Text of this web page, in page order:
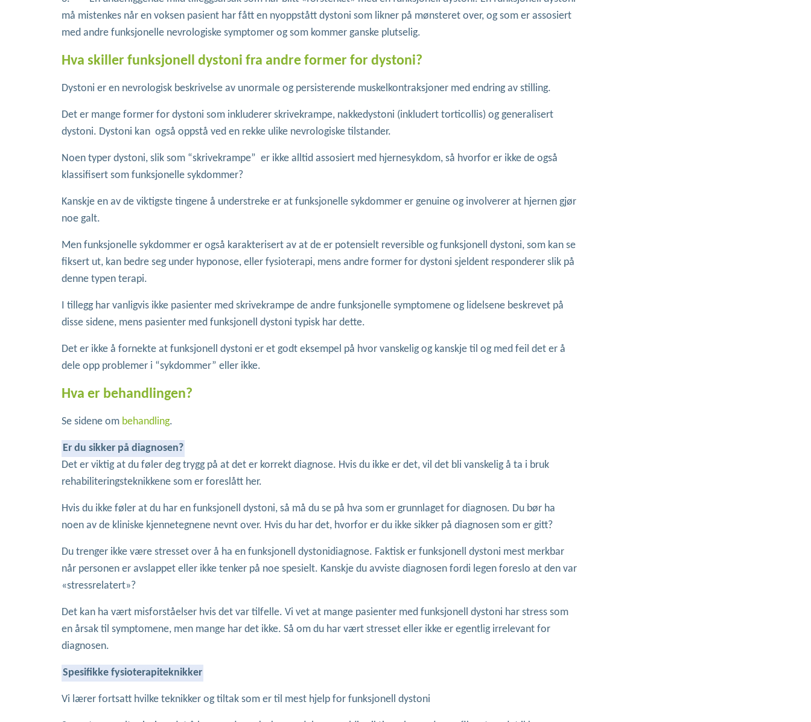
må mistenkes når en voksen pasient har fått en nyoppstått dystoni som likner på mønsteret over, og som er assosiert
med andre funksjonelle nevrologiske symptomer og som kommer ganske plutselig.
Hva skiller funksjonell dystoni fra andre former for dystoni?
Dystoni er en nevrologisk beskrivelse av unormale og persisterende muskelkontraksjoner med endring av stilling.
Det er mange former for dystoni som inkluderer skrivekrampe, nakkedystoni (inkludert torticollis) og generalisert
dystoni. Dystoni kan også oppstå ved en rekke ulike nevrologiske tilstander.
Noen typer dystoni, slik som “skrivekrampe” er ikke alltid assosiert med hjernesykdom, så hvorfor er ikke de også
klassifisert som funksjonelle sykdommer?
Kanskje en av de viktigste tingene å understreke er at funksjonelle sykdommer er genuine og involverer at hjernen gjør
noe galt.
Men funksjonelle sykdommer er også karakterisert av at de er potensielt reversible og funksjonell dystoni, som kan se
fiksert ut, kan bedre seg under hyponose, eller fysioterapi, mens andre former for dystoni sjeldent responderer slik på
denne typen terapi.
I tillegg har vanligvis ikke pasienter med skrivekrampe de andre funksjonelle symptomene og lidelsene beskrevet på
disse sidene, mens pasienter med funksjonell dystoni typisk har dette.
Det er ikke å fornekte at funksjonell dystoni er et godt eksempel på hvor vanskelig og kanskje til og med feil det er å
dele opp problemer i “sykdommer” eller ikke.
Hva er behandlingen?
Se sidene om behandling.
Er du sikker på diagnosen?
Det er viktig at du føler deg trygg på at det er korrekt diagnose. Hvis du ikke er det, vil det bli vanskelig å ta i bruk
rehabiliteringsteknikkene som er foreslått her.
Hvis du ikke føler at du har en funksjonell dystoni, så må du se på hva som er grunnlaget for diagnosen. Du bør ha
noen av de kliniske kjennetegnene nevnt over. Hvis du har det, hvorfor er du ikke sikker på diagnosen som er gitt?
Du trenger ikke være stresset over å ha en funksjonell dystonidiagnose. Faktisk er funksjonell dystoni mest merkbar
når personen er avslappet eller ikke tenker på noe spesielt. Kanskje du avviste diagnosen fordi legen foreslo at den var
«stressrelatert»?
Det kan ha vært misforståelser hvis det var tilfelle. Vi vet at mange pasienter med funksjonell dystoni har stress som
en årsak til symptomene, men mange har det ikke. Så om du har vært stresset eller ikke er egentlig irrelevant for
diagnosen.
Spesifikke fysioterapiteknikker
Vi lærer fortsatt hvilke teknikker og tiltak som er til mest hjelp for funksjonell dystoni